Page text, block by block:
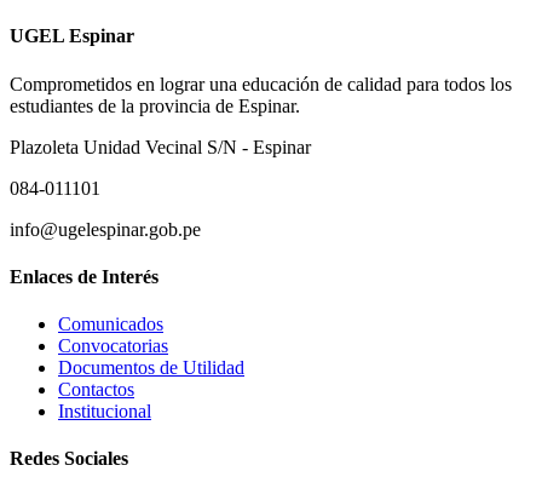
UGEL Espinar
Comprometidos en lograr una educación de calidad para todos los
estudiantes de la provincia de Espinar.
Plazoleta Unidad Vecinal S/N - Espinar
084-011101
info@ugelespinar.gob.pe
Enlaces de Interés
Comunicados
Convocatorias
Documentos de Utilidad
Contactos
Institucional
Redes Sociales